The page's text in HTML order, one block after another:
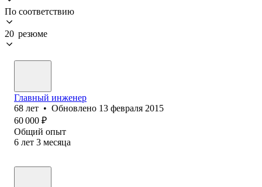
По соответствию
20 резюме
Главный инженер
68 лет • Обновлено 13 февраля 2015
60 000 ₽
Общий опыт
6 лет 3 месяца